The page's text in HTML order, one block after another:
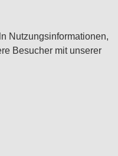
Nutzungsinformationen,
Besucher mit unserer